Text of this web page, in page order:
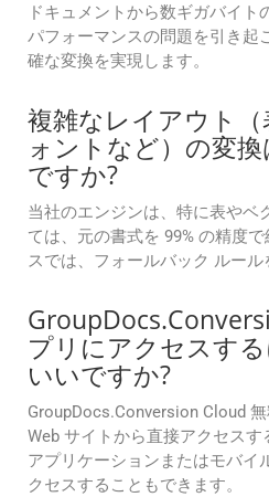
ドキュメントから数ギガバイト
パフォーマンスの問題を引き起
確な変換を実現します。
複雑なレイアウト
ォントなど）の変
ですか?
当社のエンジンは、特に表やベ
ては、元の書式を 99% の精度
スでは、フォールバック ルール
プリにアクセスす
いいですか?
GroupDocs.Conversion Cloud
Web サイトから直接アクセス
アプリケーションまたはモバイ
クセスすることもできます。